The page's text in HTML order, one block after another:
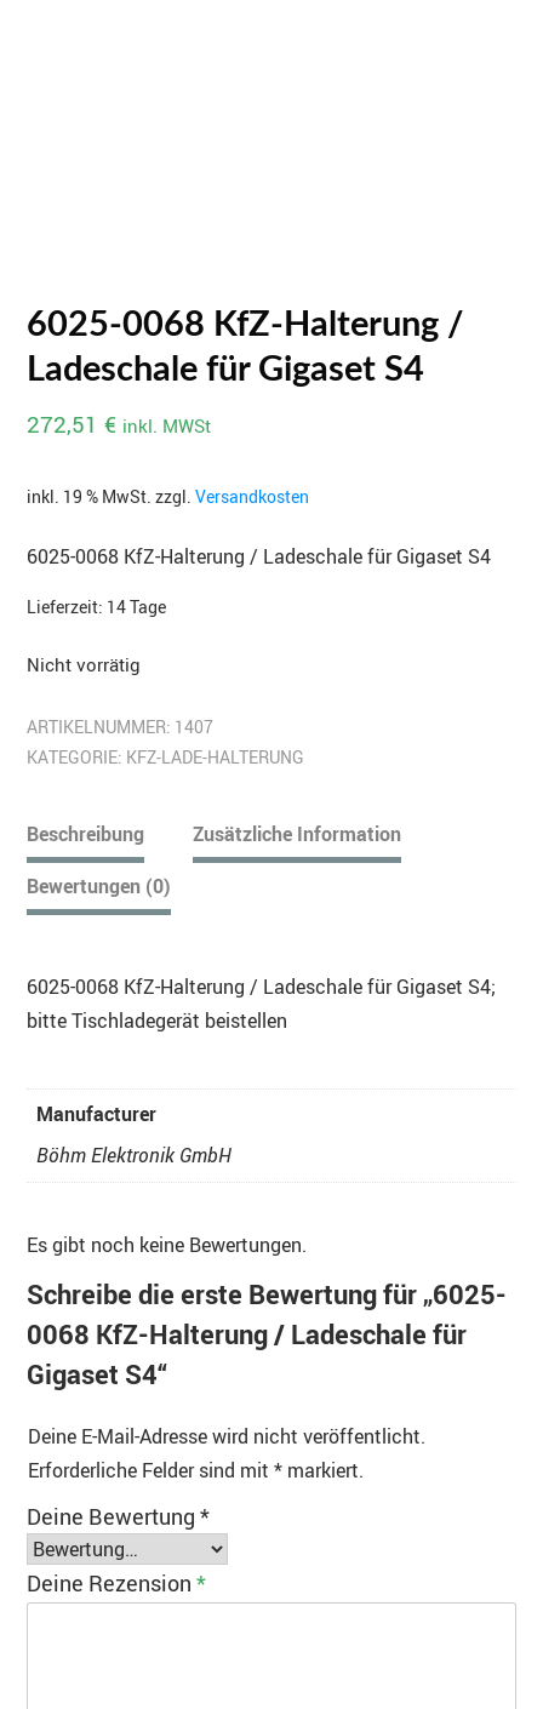
6025-0068 KfZ-Halterung /
Ladeschale für Gigaset S4
272,51 € inkl. MWSt
inkl. 19 % MwSt. zzgl. Versandkosten
6025-0068 KfZ-Halterung / Ladeschale für Gigaset S4
Lieferzeit: 14 Tage
Nicht vorrätig
ARTIKELNUMMER: 1407
KATEGORIE: KFZ-LADE-HALTERUNG
Beschreibung
Zusätzliche Information
Bewertungen (0)
6025-0068 KfZ-Halterung / Ladeschale für Gigaset S4;
bitte Tischladegerät beistellen
Manufacturer
Böhm Elektronik GmbH
Es gibt noch keine Bewertungen.
Schreibe die erste Bewertung für „6025-
0068 KfZ-Halterung / Ladeschale für
Gigaset S4“
Deine E-Mail-Adresse wird nicht veröffentlicht.
Erforderliche Felder sind mit * markiert.
Deine Bewertung *
Deine Rezension *